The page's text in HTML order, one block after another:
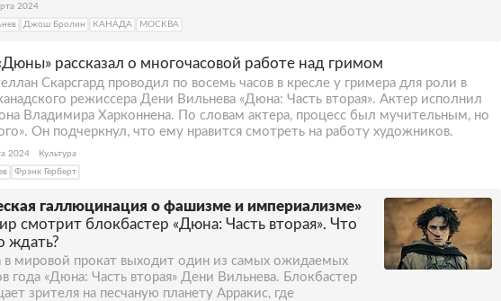
2024
Джош Бролин КАНАДА МОСКВА
рассказал о многочасовой работе над гримом
Скарсгард проводил по восемь часов в кресле у гримера для роли в
режиссера Дени Вильнева «Дюна: Часть вторая». Актер исполнил
Владимира Харконнена. По словам актера, процесс был мучительным, но
Он подчеркнул, что ему нравится смотреть на работу художников.
2024
Культура
Фрэнк Герберт
галлюцинация о фашизме и империализме»
смотрит блокбастер «Дюна: Часть вторая». Что
ждать?
в мировой прокат выходит один из самых ожидаемых
года «Дюна: Часть вторая» Дени Вильнева. Блокбастер
зрителя на песчаную планету Арракис, где